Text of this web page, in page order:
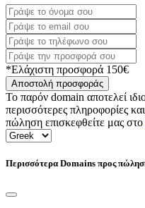
*Ελάχιστη προσφορά 150€
Αποστολή προσφοράς
Το παρόν domain αποτελεί
περισσότερες πληροφορίες
πώληση επισκεφθείτε μας στο
Περισσότερα Domains προς